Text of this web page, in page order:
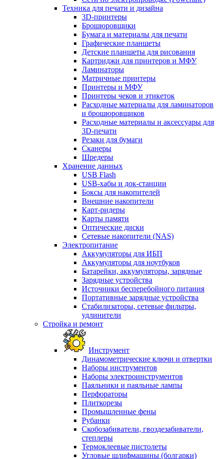
Техника для печати и дизайна
3D-принтеры
Брошюровщики
Бумага и материалы для печати
Графические планшеты
Детские планшеты для рисования
Картриджи для принтеров и МФУ
Ламинаторы
Матричные принтеры
Принтеры и МФУ
Принтеры чеков и этикеток
Расходные материалы для ламинаторов
и брошюровщиков
Расходные материалы и аксессуары для
3D-печати
Резаки для бумаги
Сканеры
Шредеры
Хранение данных
USB Flash
USB-хабы и док-станции
Боксы для накопителей
Внешние накопители
Карт-ридеры
Карты памяти
Оптические диски
Сетевые накопители (NAS)
Электропитание
Аккумуляторы для ИБП
Аккумуляторы для ноутбуков
Батарейки, аккумуляторы, зарядные
Зарядные устройства
Источники бесперебойного питания
Портативные зарядные устройства
Стабилизаторы, сетевые фильтры,
удлинители
Стройка и ремонт
Инструмент
Динамометрические ключи и отвертки
Наборы инструментов
Наборы электроинструментов
Паяльники и паяльные лампы
Перфораторы
Плиткорезы
Промышленные фены
Рубанки
Скобозабиватели, гвоздезабиватели,
степлеры
Термоклеевые пистолеты
Угловые шлифмашины (болгарки)